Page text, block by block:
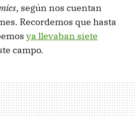
, según nos cuentan
Recordemos que hasta
ya llevaban siete
campo.